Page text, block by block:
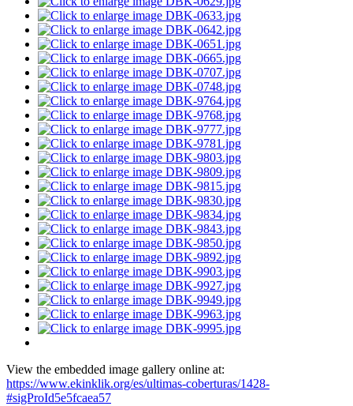
View the embedded image gallery online at:
https://www.ekinklik.org/es/ultimas-coberturas/1428-
#sigProId5e5fcaea57